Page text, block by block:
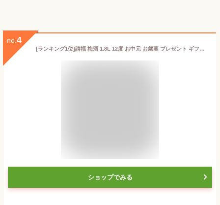
no. 4
[ランキング1位]請福 梅酒 1.8L 12度 お中元 お歳暮 プレゼント ギフト お祝い お礼 請福梅酒 リキュール 果実酒 黒糖梅酒 泡盛 泡盛仕込み 南高梅 請福酒造 せいふく 琉球泡盛 すっきり 甘さひかえめ 泡盛ベース 石垣島 ロック ソーダ おすすめ 人気
ショップでみる